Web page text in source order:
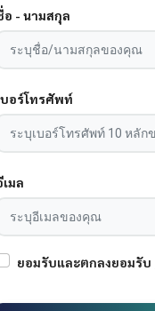
อ - นามสกุล
บอร์โทรศัพท์
มล
ยอมรับและตกลงยอมรับ